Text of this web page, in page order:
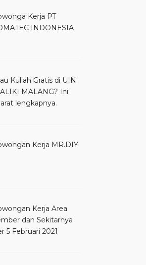
Kerja PT
INDONESIA
Kuliah Gratis di UIN
MALANG? Ini
lengkapnya.
Kerja MR.DIY
Kerja Area
dan Sekitarnya
5 Februari 2021